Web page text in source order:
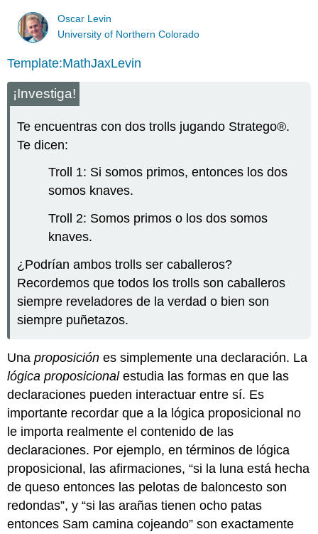
Oscar Levin
University of Northern Colorado
Template:MathJaxLevin
¡Investiga!
Te encuentras con dos trolls jugando Stratego®.
Te dicen:
Troll 1: Si somos primos, entonces los dos
somos knaves.
Troll 2: Somos primos o los dos somos
knaves.
¿Podrían ambos trolls ser caballeros?
Recordemos que todos los trolls son caballeros
siempre reveladores de la verdad o bien son
siempre puñetazos.
Unaproposición es simplemente una declaración. La
lógica proposicionalestudia las formas en que las
declaraciones pueden interactuar entre sí. Es
importante recordar que a la lógica proposicional no
le importa realmente el contenido de las
declaraciones. Por ejemplo, en términos de lógica
proposicional, las afirmaciones, “si la luna está hecha
de queso entonces las pelotas de baloncesto son
redondas”, y “si las arañas tienen ocho patas
entonces Sam camina cojeando” son exactamente